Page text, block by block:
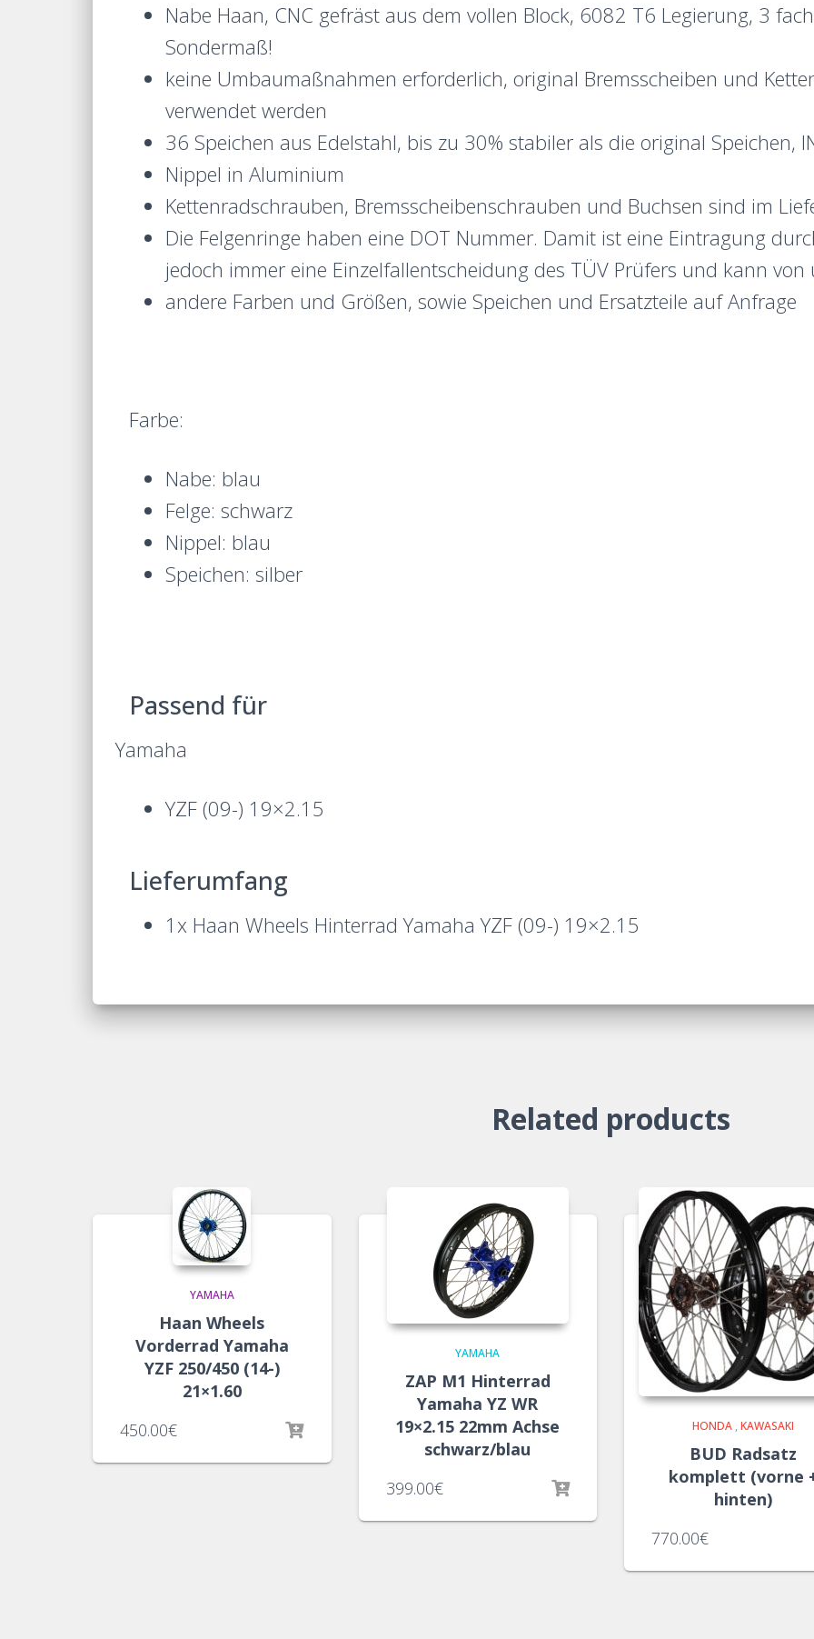
Nabe Haan, CNC gefräst aus dem vollen Block, 6082 T6 Legierung, 3
Sondermaß!
keine Umbaumaßnahmen erforderlich, original Bremsscheiben und
verwendet werden
36 Speichen aus Edelstahl, bis zu 30% stabiler als die original Speichen,
Nippel in Aluminium
Kettenradschrauben, Bremsscheibenschrauben und Buchsen sind im
Die Felgenringe haben eine DOT Nummer. Damit ist eine Eintragung
jedoch immer eine Einzelfallentscheidung des TÜV Prüfers und kann
andere Farben und Größen, sowie Speichen und Ersatzteile auf Anfrage
Farbe:
Nabe: blau
Felge: schwarz
Nippel: blau
Speichen: silber
Passend für
Yamaha
YZF (09-) 19×2.15
Lieferumfang
1x Haan Wheels Hinterrad Yamaha YZF (09-) 19×2.15
Related products
YAMAHA
Haan Wheels
Vorderrad Yamaha
YZF 250/450 (14-)
21×1.60
450.00€
YAMAHA
ZAP M1 Hinterrad
Yamaha YZ WR
19×2.15 22mm Achse
schwarz/blau
399.00€
HONDA ,KAWASAKI
BUD Radsatz
komplett (vorne
hinten)
770.00€